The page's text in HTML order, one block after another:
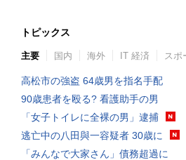
トピックス
主要 国内 海外 IT 経済 スポ
高松市の強盗 64歳男を指名手配
90歳患者を殴る? 看護助手の男
「女子トイレに全裸の男」逮捕
逃亡中の八田與一容疑者 30歳に
「みんなで大家さん」債務超過に